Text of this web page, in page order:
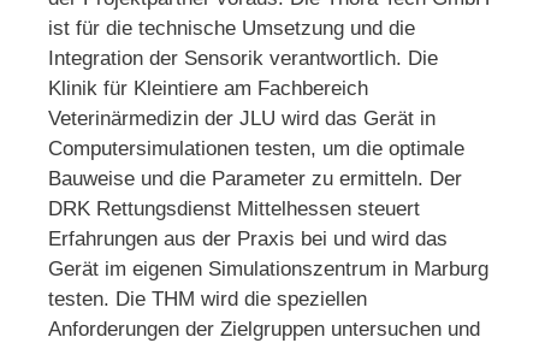
ist für die technische Umsetzung und die
Integration der Sensorik verantwortlich. Die
Klinik für Kleintiere am Fachbereich
Veterinärmedizin der JLU wird das Gerät in
Computersimulationen testen, um die optimale
Bauweise und die Parameter zu ermitteln. Der
DRK Rettungsdienst Mittelhessen steuert
Erfahrungen aus der Praxis bei und wird das
Gerät im eigenen Simulationszentrum in Marburg
testen. Die THM wird die speziellen
Anforderungen der Zielgruppen untersuchen und